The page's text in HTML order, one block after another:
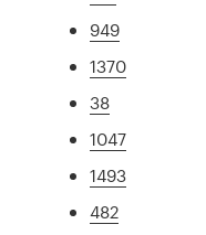
949
1370
38
1047
1493
482